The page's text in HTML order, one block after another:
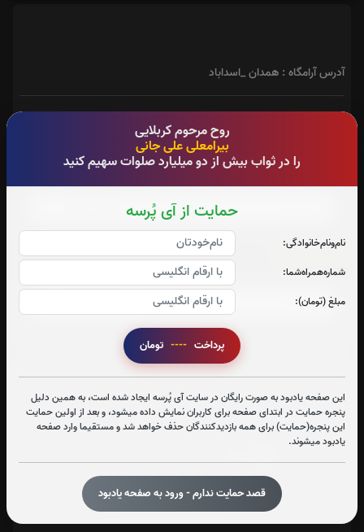
روح مرحوم کربلایی
بیرامعلی علی جانی
را در ثواب بیش از دو میلیارد صلوات سهیم کنید
حمایت از آی پُرسه
نام‌و‌نام‌خانوادگی:
شماره‌همراه‌شما:
مبلغ (تومان):
پرداخت ----
این صفحه یادبود به صورت رایگان در سایت آی پُرسه ایجاد شده است، به همین دلیل
پنجره حمایت در ابتدای صفحه برای کاربران نمایش داده میشود، و بعد از اولین حمایت
این پنجره(حمایت) برای همه بازدیدکنندگان حذف خواهد شد و مستقیما وارد صفحه
یادبود میشوند.
قصد حمایت ندارم - ورود به صفحه یادبود
آدرس آرامگاه : همدان _اسداباد
سوره قدر:
آیت الکرسی:
صوت آیت الکرسی
تعداد بازدید : 314
اشتراک گذاری